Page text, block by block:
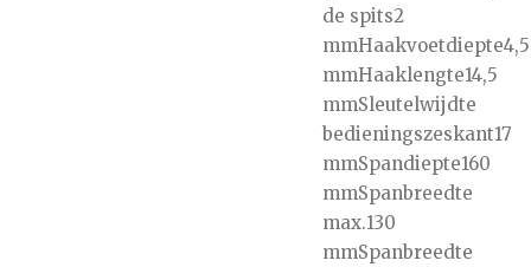
de spits2
mmHaakvoetdiepte4,5
mmHaaklengte14,5
mmSleutelwijdte
bedieningszeskant17
mmSpandiepte160
mmSpanbreedte
max.130
mmSpanbreedte